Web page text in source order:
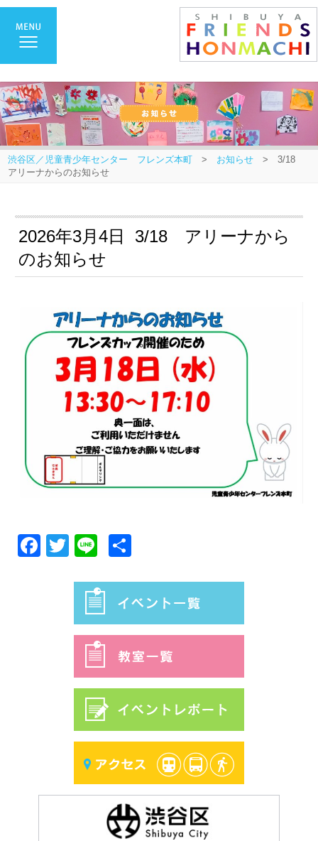
渋谷区／児童青少年センター フレンズ本町 > お知らせ > 3/18
アリーナからのお知らせ
2026年3月4日 3/18 アリーナから
のお知らせ
Facebook
Twitter
Line